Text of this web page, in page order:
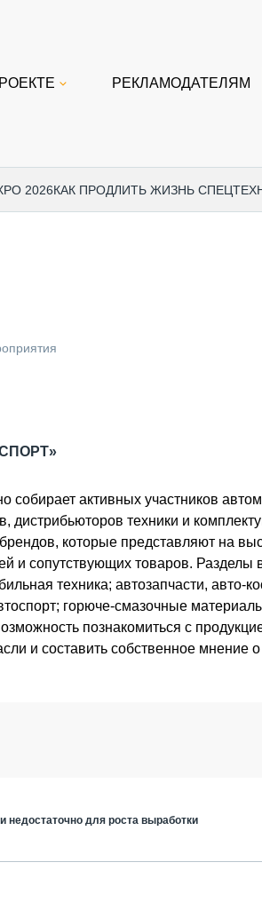
РЕКЛАМОДАТЕЛЯМ
2026КАК ПРОДЛИТЬ ЖИЗНЬ
КОМТРАНС 2021
активных участников
дистрибьюторов техники и
которые представляют на
и сопутствующих товаров. Разделы
техника; автозапчасти, авто-
горюче-смазочные
познакомиться с
и составить собственное мнение
недостаточно для роста выработки